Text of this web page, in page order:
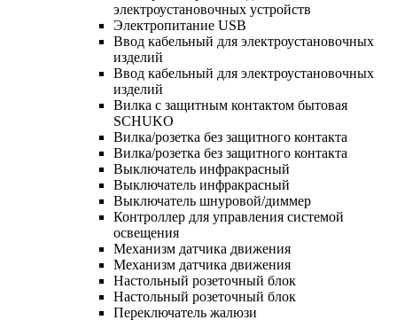
электроустановочных устройств
Электропитание USB
Ввод кабельный для электроустановочных
изделий
Ввод кабельный для электроустановочных
изделий
Вилка с защитным контактом бытовая
SCHUKO
Вилка/розетка без защитного контакта
Вилка/розетка без защитного контакта
Выключатель инфракрасный
Выключатель инфракрасный
Выключатель шнуровой/диммер
Контроллер для управления системой
освещения
Механизм датчика движения
Механизм датчика движения
Настольный розеточный блок
Настольный розеточный блок
Переключатель жалюзи